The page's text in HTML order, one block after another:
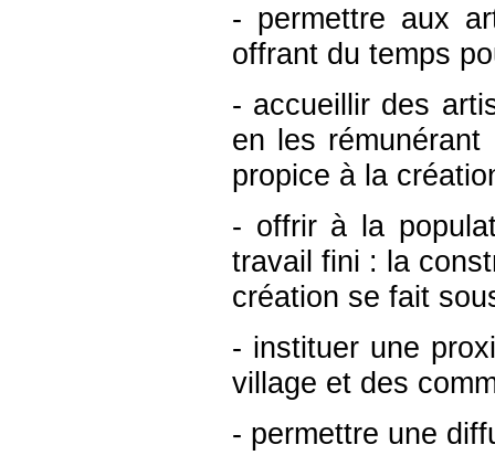
- permettre aux
offrant du temps
- accueillir des
en les
propice à la
- offrir à la
travail fini : la
création se fait
- instituer une
village et des
- permettre une